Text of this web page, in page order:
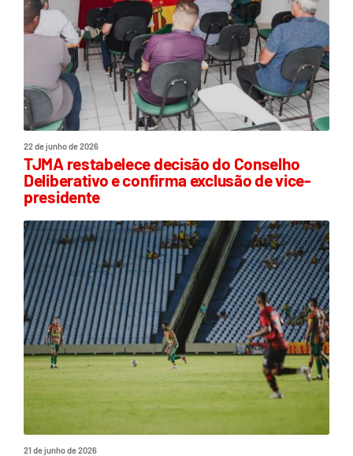
22 de junho de 2026
TJMA restabelece decisão do Conselho
Deliberativo e confirma exclusão de vice-
presidente
21 de junho de 2026